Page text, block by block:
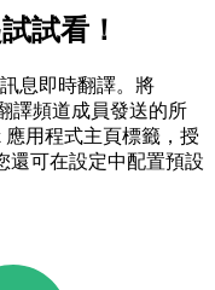
試看！
息即時翻譯。將
譯頻道成員發送的所
用程式主頁標籤，授
還可在設定中配置預設